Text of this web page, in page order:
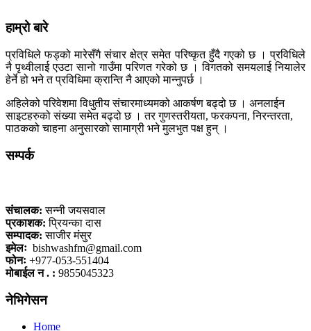
हाम्रो बारे
प्रविधिले फड्को मारेसँगै संचार क्षेत्र समेत परिष्कृत हुँदै गएको छ । प्रविधिले
नै पृथ्वीलाई एउटा सानो गाउँमा परिणत गरेको छ । विगतको समयलाई नियालेर
हेर्ने हो भने त प्रविधिमा क्रान्ति नै आएको मान्नुपर्छ ।
अहिलेको परिवेशमा विधुतीय संचारमाध्यमको आकर्षण बढ्दो छ । अनलाईन
साइटहरुको संख्या समेत बढ्दो छ । तर गुणस्तरीयता, फरकपना, निरन्तरता,
पाठकको चाहना अनुसारको सामाग्री भने मुलभुत पक्ष हुन् ।
सम्पर्क
संचालक: सन्नी जयसवाल
प्रकाशक: प्रियन्का दास
सम्पादक: साजीर मंसुर
इमेलः bishwashfm@gmail.com
फोनः +977-053-551404
मोबाईल न . : 9855045323
नेभिगेसन
Home